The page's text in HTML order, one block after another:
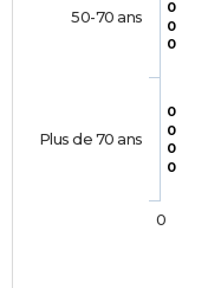
0
0
0
0
0
0
0
50-70 ans
Plus de 70 ans
0